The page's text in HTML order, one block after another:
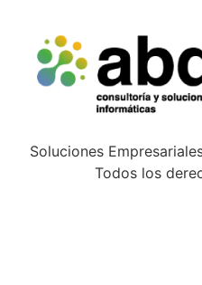
Soluciones
Todos los